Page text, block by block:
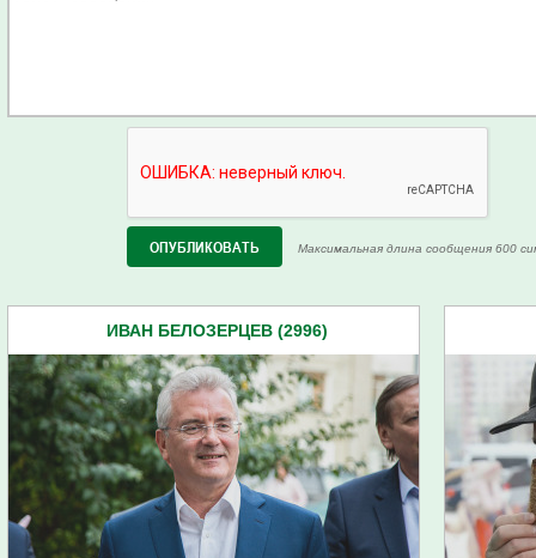
Максимальная длина сообщения 600
ИВАН БЕЛОЗЕРЦЕВ (2996)